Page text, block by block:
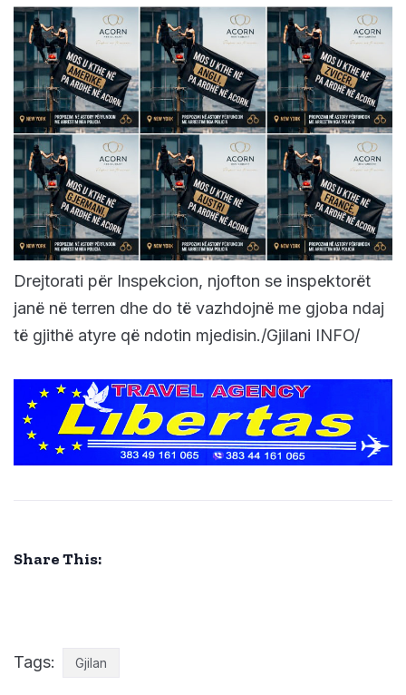
Drejtorati për Inspekcion, njofton se inspektorët
janë në terren dhe do të vazhdojnë me gjoba ndaj
të gjithë atyre që ndotin mjedisin./Gjilani INFO/
Share This:
Tags: Gjilan